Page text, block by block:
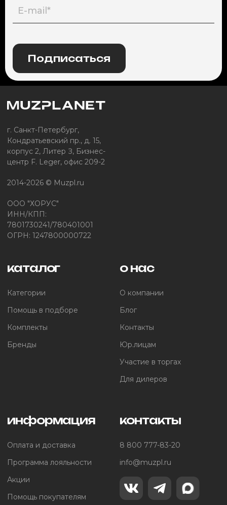
Подписаться
г. Санкт-Петербург,
Кондратьевский пр., д. 15,
корпус 2, Литер З, Бизнес-
центр F. Leger, офис 209-2
2014-2026 © Muzpl.ru
ООО "ХОРУС"
ИНН/КПП:
7801730241/780401001
ОГРН: 1247800000722
каталог
Категории
Помощь в подборе
Комплекты
Бренды
о нас
О компании
Блог
Контакты
Юр.лицам
Участие в торгах
Для дилеров
информация
Оплата и доставка
Программа лояльности
Акции
Помощь покупателям
контакты
8 800 777-83-20
info@muzpl.ru